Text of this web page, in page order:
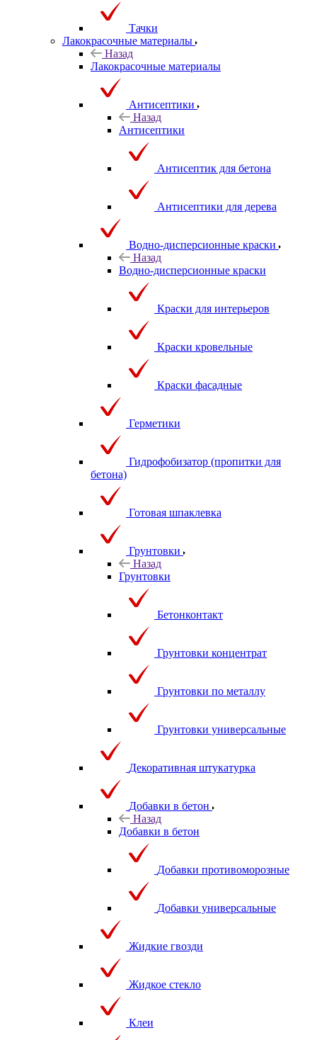
Тачки
Лакокрасочные материалы
Назад
Лакокрасочные материалы
Антисептики
Назад
Антисептики
Антисептик для бетона
Антисептики для дерева
Водно-дисперсионные краски
Назад
Водно-дисперсионные краски
Краски для интерьеров
Краски кровельные
Краски фасадные
Герметики
Гидрофобизатор (пропитки для
бетона)
Готовая шпаклевка
Грунтовки
Назад
Грунтовки
Бетонконтакт
Грунтовки концентрат
Грунтовки по металлу
Грунтовки универсальные
Декоративная штукатурка
Добавки в бетон
Назад
Добавки в бетон
Добавки противоморозные
Добавки универсальные
Жидкие гвозди
Жидкое стекло
Клеи